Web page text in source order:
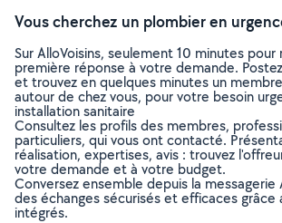
Vous cherchez un plombier en
Sur AlloVoisins, seulement 10 minutes pour
première réponse à votre demande.
et trouvez en quelques minutes un
autour de chez vous, pour votre besoin
installation sanitaire
Consultez les profils des membres,
particuliers, qui vous ont contacté.
réalisation, expertises, avis : trouvez
votre demande et à votre budget.
Conversez ensemble depuis la messagerie
des échanges sécurisés et efficaces grâce
intégrés.